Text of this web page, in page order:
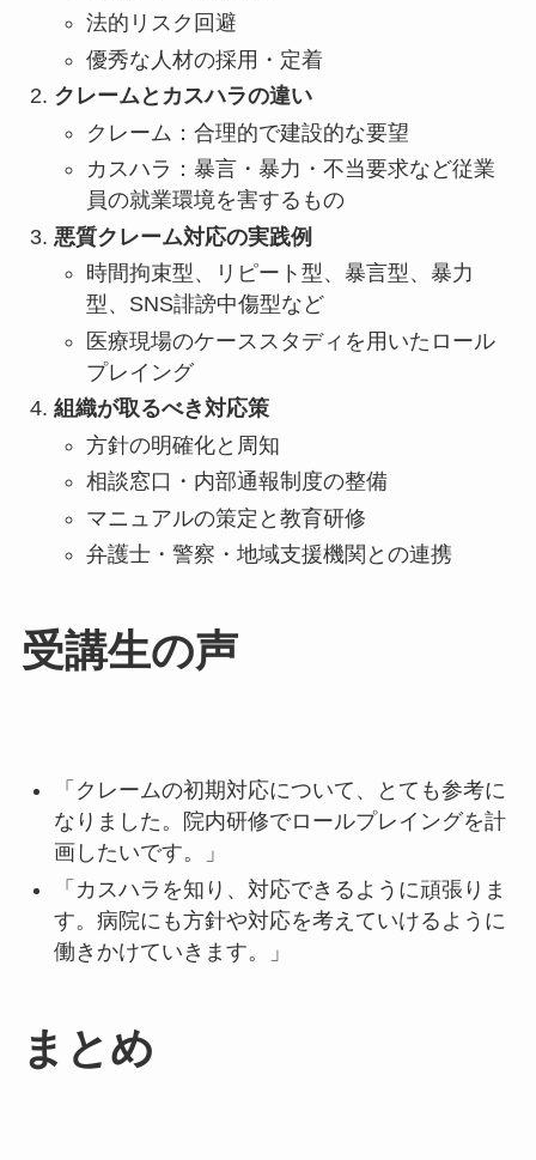
法的リスク回避
優秀な人材の採用・定着
クレームとカスハラの違い
クレーム：合理的で建設的な要望
カスハラ：暴言・暴力・不当要求など従業
員の就業環境を害するもの
悪質クレーム対応の実践例
時間拘束型、リピート型、暴言型、暴力
型、SNS誹謗中傷型など
医療現場のケーススタディを用いたロール
プレイング
組織が取るべき対応策
方針の明確化と周知
相談窓口・内部通報制度の整備
マニュアルの策定と教育研修
弁護士・警察・地域支援機関との連携
受講生の声
「クレームの初期対応について、とても参考に
なりました。院内研修でロールプレイングを計
画したいです。」
「カスハラを知り、対応できるように頑張りま
す。病院にも方針や対応を考えていけるように
働きかけていきます。」
まとめ